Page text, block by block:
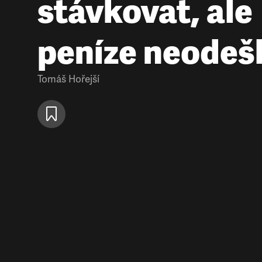
stávkovat, ale
peníze
Tomáš Hořejší